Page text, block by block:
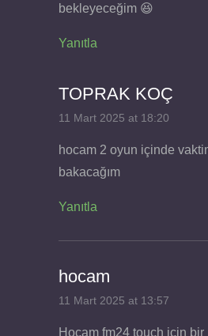
bekleyeceğim 😆
Yanıtla
TOPRAK KOÇ
11 Mart 2025 at 18:20
hocam 2 oyun içinde
bakacağım
Yanıtla
hocam
11 Mart 2025 at 13:57
Hocam fm24 touch için bir